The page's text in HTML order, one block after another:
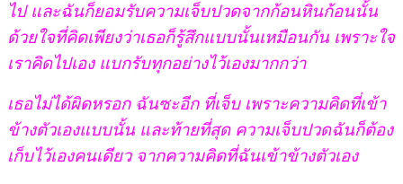
ไป และฉันก็ยอมรับความเจ็บปวดจากก้อนหินก้อนนั้น
ด้วยใจที่คิดเพียงว่าเธอก็รู้สึกแบบนั้นเหมือนกัน เพราะใจ
เราคิดไปเอง แบกรับทุกอย่างไว้เองมากกว่า
เธอไม่ได้ผิดหรอก ฉันซะอีก ที่เจ็บ เพราะความคิดที่เข้า
ข้างตัวเองแบบนั้น และท้ายที่สุด ความเจ็บปวดฉันก็ต้อง
เก็บไว้เองคนเดียว จากความคิดที่ฉันเข้าข้างตัวเอง